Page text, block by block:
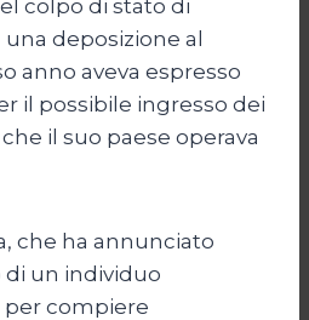
colpo di stato di
una deposizione al
anno aveva espresso
il possibile ingresso dei
il suo paese operava
che ha annunciato
un individuo
per compiere